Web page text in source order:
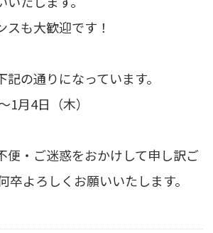
も大歓迎です！
の通りになっています。
1月4日（木）
便・ご迷惑をおかけして申し訳ご
卒よろしくお願いいたします。